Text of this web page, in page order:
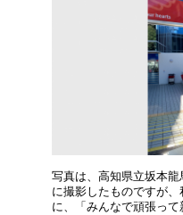
写真は、高知県立坂本龍
に撮影したものですが
に、「みんなで頑張っ